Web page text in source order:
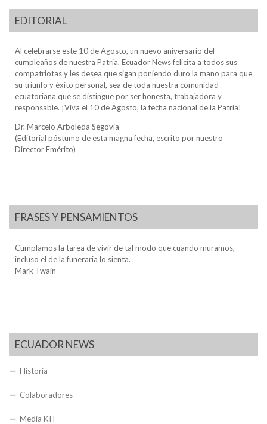
EDITORIAL
Al celebrarse este 10 de Agosto, un nuevo aniversario del
cumpleaños de nuestra Patria, Ecuador News felicita a todos sus
compatriotas y les desea que sigan poniendo duro la mano para que
su triunfo y éxito personal, sea de toda nuestra comunidad
ecuatoriana que se distingue por ser honesta, trabajadora y
responsable. ¡Viva el 10 de Agosto, la fecha nacional de la Patria!
Dr. Marcelo Arboleda Segovia
(Editorial póstumo de esta magna fecha, escrito por nuestro
Director Emérito)
FRASES Y PENSAMIENTOS
Cumplamos la tarea de vivir de tal modo que cuando muramos,
incluso el de la funeraria lo sienta.
Mark Twain
ECUADOR NEWS
Historia
Colaboradores
Media KIT